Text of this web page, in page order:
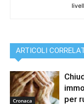
ARTICOLI
Cronaca
per